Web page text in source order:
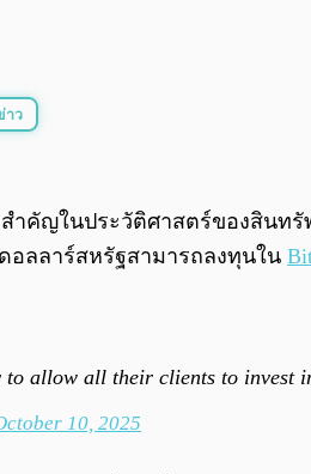
าว
คัญในประวัติศาสตร์ของสินท
ลลาร์สหรัฐสามารถลงทุนใน
allow all their clients to invest
10, 2025